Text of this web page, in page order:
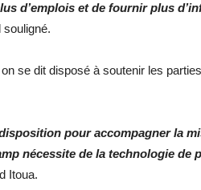
d’emplois et de fournir plus
souligné.
se dit disposé à soutenir les
pour accompagner la
nécessite de la technologie de
Itoua.